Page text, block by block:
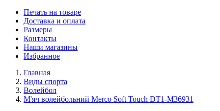
Печать на товаре
Доставка и оплата
Размеры
Контакты
Наши магазины
Избранное
Главная
Виды спорта
Волейбол
М'яч волейбольний Merco Soft Touch DT1-M36931